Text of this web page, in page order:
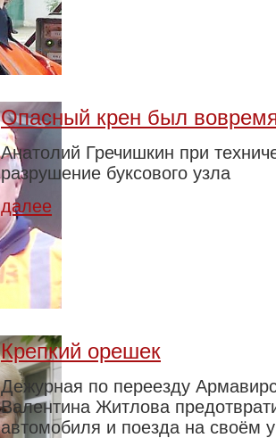
Опасный крен был
Анатолий Гречишкин при
разрушение буксового узла
далее
Крепкий орешек
Дежурная по переезду
Валентина Житлова
автомобиля и поезда на своём